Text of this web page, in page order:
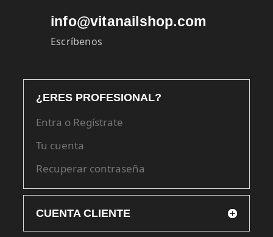
info@vitanailshop.com
Escríbenos
¿ERES PROFESIONAL?
Entra o Regístrate
Tu cuenta
Recuperar contraseña
CUENTA CLIENTE